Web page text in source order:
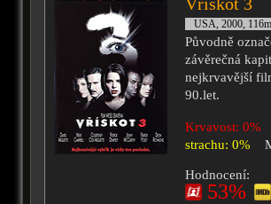
USA, 2000,
Původně
závěrečná
nejkrvavější
90.let.
Krvavost: 0%
strachu: 0%
Hodnocení:
53%